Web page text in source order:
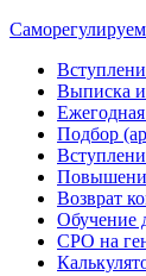
Выписка
Подбор
Возврат
Обучение
СРО на